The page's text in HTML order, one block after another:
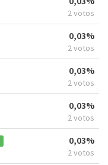
2 votos
0,03%
2 votos
0,03%
2 votos
0,03%
2 votos
0,03%
2 votos